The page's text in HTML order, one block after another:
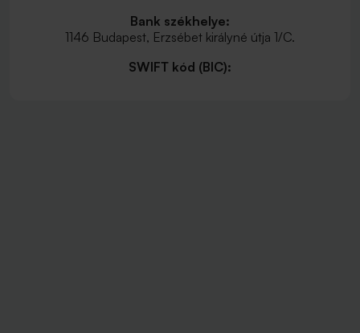
Bank székhelye:
1146 Budapest, Erzsébet királyné útja 1/C.
SWIFT kód (BIC):